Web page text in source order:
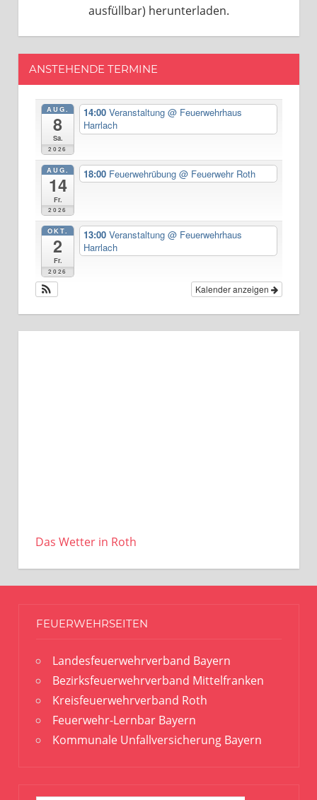
ausfüllbar) herunterladen.
ANSTEHENDE TERMINE
AUG.
8
Sa.
2026
14:00Veranstaltung@ Feuerwehrhaus
Harrlach
AUG.
14
Fr.
2026
18:00 Feuerwehrübung@ Feuerwehr Roth
OKT.
2
Fr.
2026
13:00Veranstaltung@ Feuerwehrhaus
Harrlach
Kalender anzeigen
Das Wetter in Roth
FEUERWEHRSEITEN
Landesfeuerwehrverband Bayern
Bezirksfeuerwehrverband Mittelfranken
Kreisfeuerwehrverband Roth
Feuerwehr-Lernbar Bayern
Kommunale Unfallversicherung Bayern